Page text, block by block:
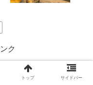
ク
トップ サイドバー